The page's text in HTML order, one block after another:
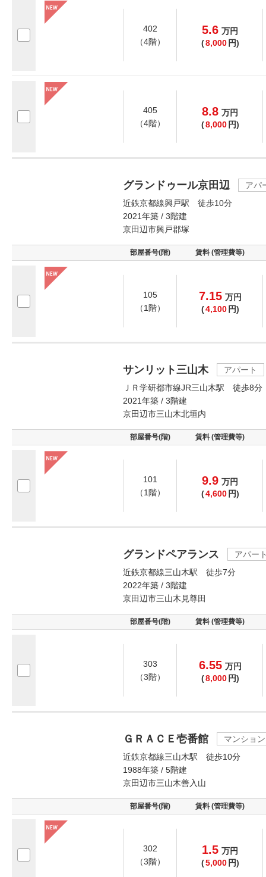
402
（4階）
5.6 万円
(8,000 円)
405
（4階）
8.8 万円
(8,000 円)
グランドゥール京田辺
アパ
近鉄京都線興戸駅 徒歩10分
2021年築 / 3階建
京田辺市興戸郡塚
部屋番号(階) 賃料 (管理費等)
105
（1階）
7.15 万円
(4,100 円)
サンリット三山木
アパート
ＪＲ学研都市線JR三山木駅 徒歩8分
2021年築 / 3階建
京田辺市三山木北垣内
部屋番号(階) 賃料 (管理費等)
101
（1階）
9.9 万円
(4,600 円)
グランドペアランス
アパー
近鉄京都線三山木駅 徒歩7分
2022年築 / 3階建
京田辺市三山木見尊田
部屋番号(階) 賃料 (管理費等)
303
（3階）
6.55 万円
(8,000 円)
ＧＲＡＣＥ壱番館
マンション
近鉄京都線三山木駅 徒歩10分
1988年築 / 5階建
京田辺市三山木善入山
部屋番号(階) 賃料 (管理費等)
302
（3階）
1.5 万円
(5,000 円)